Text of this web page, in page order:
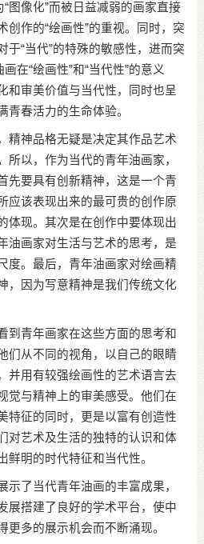
“图像化”而被日益减弱的画家直接
创作的“绘画性”的重视。同时，突
于“当代”的特殊的敏感性，进而突
在“绘画性”和“当代性”的意义
和审美价值与当代性，同时也呈
青春活力的生命体验。
神品格无疑是决定其作品艺术
所以，作为当代的青年油画家，
先要具有创新精神，这是一个青
应该表现出来的最可贵的创作原
体现。其次是在创作中要体现出
油画家对生活与艺术的思考，是
度。最后，青年油画家对绘画精
，因为写意精神是我们传统文化
青年画家在这些方面的思考和
们从不同的视角，以自己的眼睛
并用有较强绘画性的艺术语言去
觉与精神上的审美感受。他们在
特征的同时，更是以富有创造性
对艺术及生活的独特的认识和体
鲜明的时代特征和当代性。
了当代青年油画的丰富成果，
展搭建了良好的学术平台，使中
更多的展示机会而不断涌现。